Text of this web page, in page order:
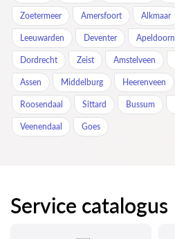
Zoetermeer Amersfoort Alkmaar
Leeuwarden Deventer Apeldoorn
Dordrecht Zeist Amstelveen
Assen Middelburg Heerenveen
Roosendaal Sittard Bussum
Veenendaal Goes
Service catalogus